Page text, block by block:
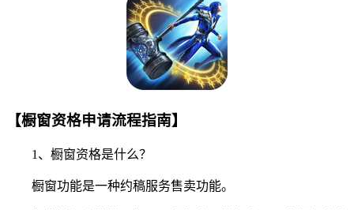
【橱窗资格申请流程指南】
1、橱窗资格是什么？
橱窗功能是一种约稿服务售卖功能。